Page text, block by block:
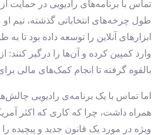
تماس با برنامه‌های رادیویی در حمایت
طول چرخه‌های انتخاباتی گذشته، تیم
ابزارهای آنلاین را توسعه داده بود تا به
وارد کمپین کرده و آن‌ها را درگیر کنند:
بالقوه گرفته تا انجام کمک‌های مالی
اما تماس با یک برنامه‌ی رادیویی
همراه داشت، چرا که کاری که اکثر
ویژه در مورد یک قانون جدید و پیچیده